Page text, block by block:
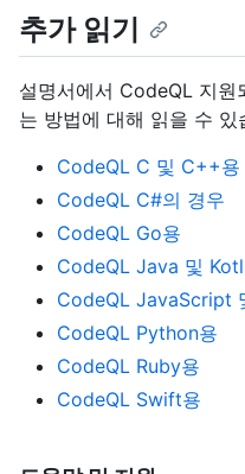
추가 읽기
설명서에서 CodeQL 지
는 방법에 대해 읽을 수 있
CodeQL C 및 C++용
CodeQL C#의 경우
CodeQL Go용
CodeQL Java 및
CodeQL JavaScript
CodeQL Python용
CodeQL Ruby용
CodeQL Swift용